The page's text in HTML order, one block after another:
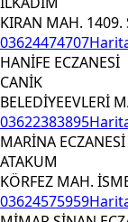
KIRAN MAH.
03624474707
HANİFE ECZANESİ
CANİK
BELEDİYEEVLERİ
03622383895
MARİNA ECZANESİ
ATAKUM
KÖRFEZ MAH.
03624575959